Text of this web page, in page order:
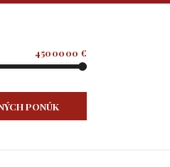
4500000 €
PONÚK